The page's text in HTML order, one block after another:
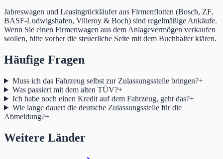
Jahreswagen und Leasingrückläufer aus Firmenflotten (Bosch, ZF,
BASF-Ludwigshafen, Villeroy & Boch) sind regelmäßige Ankäufe.
Wenn Sie einen Firmenwagen aus dem Anlagevermögen verkaufen
wollen, bitte vorher die steuerliche Seite mit dem Buchhalter klären.
Häufige Fragen
Muss ich das Fahrzeug selbst zur Zulassungsstelle bringen?+
Was passiert mit dem alten TÜV?+
Ich habe noch einen Kredit auf dem Fahrzeug, geht das?+
Wie lange dauert die deutsche Zulassungsstelle für die
Abmeldung?+
Weitere Länder